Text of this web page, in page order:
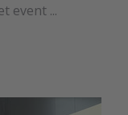
event ...